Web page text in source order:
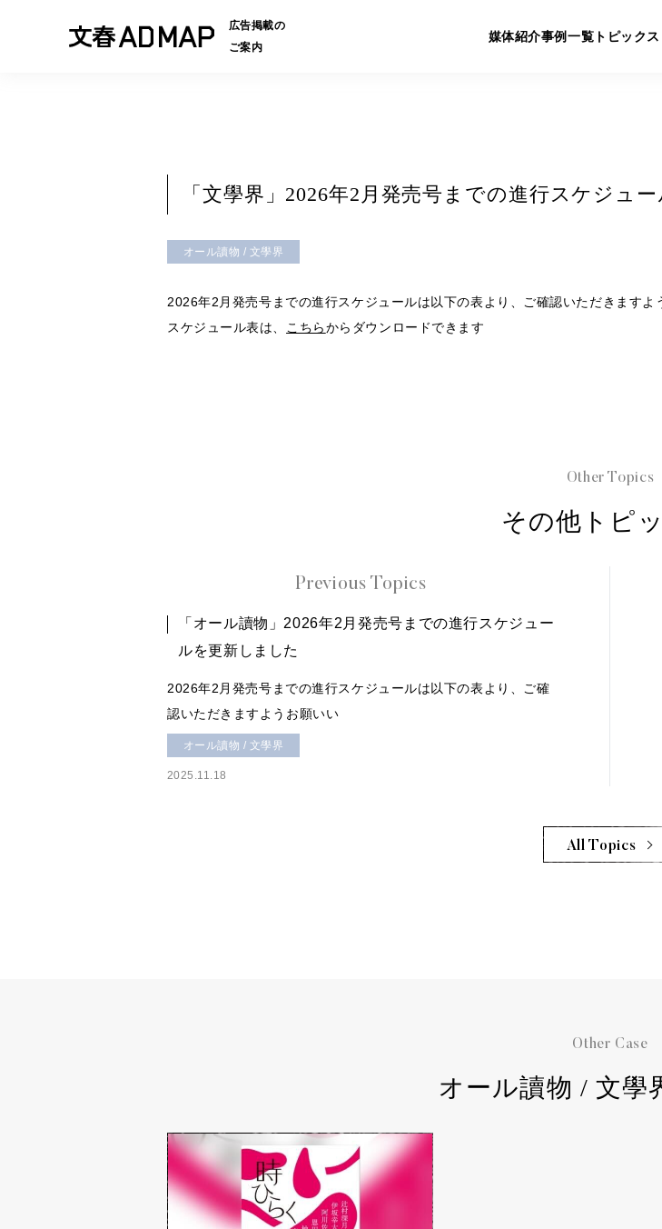
広告掲載の
ご案内
媒体紹介事例一覧 トピックス
「文學界」2026年2月発売号までの進行スケジュ
オール讀物 / 文學界
2026年2月発売号までの進行スケジュールは以下の表より、ご確認いただきますよ
スケジュール表は、
こちらからダウンロードできます
Other Topics
その他トピ
Previous Topics
「オール讀物」2026年2月発売号までの進行スケジュー
ルを更新しました
2026年2月発売号までの進行スケジュールは以下の表より、ご確
認いただきますようお願いい
オール讀物 / 文學界
2025.11.18
All Topics
Other Case
オール讀物 / 文學